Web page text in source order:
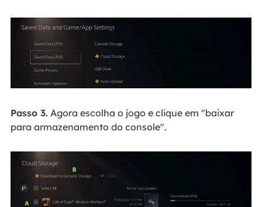
Passo 3.Agora escolha o jogo e clique em "baixar
para armazenamento do console".